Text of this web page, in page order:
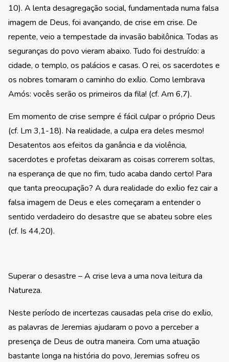
10). A lenta desagregação social, fundamentada numa falsa
imagem de Deus, foi avançando, de crise em crise. De
repente, veio a tempestade da invasão babilônica. Todas as
seguranças do povo vieram abaixo. Tudo foi destruído: a
cidade, o templo, os palácios e casas. O rei, os sacerdotes e
os nobres tomaram o caminho do exílio. Como lembrava
Amós: vocês serão os primeiros da fila! (cf. Am 6,7).
Em momento de crise sempre é fácil culpar o próprio Deus
(cf. Lm 3,1-18). Na realidade, a culpa era deles mesmo!
Desatentos aos efeitos da ganância e da violência,
sacerdotes e profetas deixaram as coisas correrem soltas,
na esperança de que no fim, tudo acaba dando certo! Para
que tanta preocupação? A dura realidade do exílio fez cair a
falsa imagem de Deus e eles começaram a entender o
sentido verdadeiro do desastre que se abateu sobre eles
(cf. Is 44,20).
Superar o desastre – A crise leva a uma nova leitura da
Natureza.
Neste período de incertezas causadas pela crise do exílio,
as palavras de Jeremias ajudaram o povo a perceber a
presença de Deus de outra maneira. Com uma atuação
bastante longa na história do povo, Jeremias sofreu os